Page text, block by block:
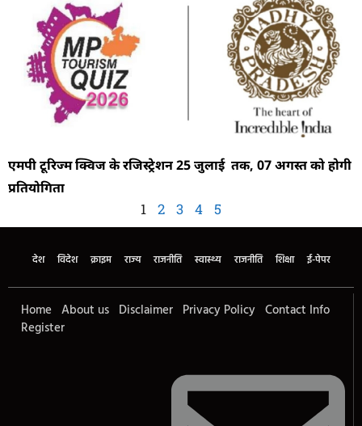
एमपी टूरिज्म क्विज के रजिस्ट्रेशन 25 जुलाई तक, 07 अगस्त को होगी
प्रतियोगिता
1 2 3 4 5
देश विदेश क्राइम राज्य राजनीति स्वास्थ्य राजनीति शिक्षा ई-पेपर
Home About us Disclaimer Privacy Policy Contact Info
Register